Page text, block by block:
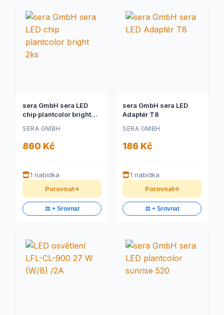
sera GmbH sera LED
chip plantcolor bright
SERA GMBH
860 Kč
1 nabídka
Porovnat
⚖️ + Srovnat
sera GmbH sera LED
Adaptér T8
SERA GMBH
186 Kč
1 nabídka
Porovnat
⚖️ + Srovnat